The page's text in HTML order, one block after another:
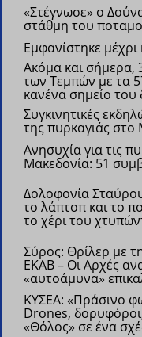
«Στέγνωσε» ο
στάθμη του
Εμφανίστηκε
Ακόμα και σήμερα,
των Τεμπών με τα
κανένα σημείο του
Συγκινητικές
της πυρκαγιάς στο
Ανησυχία για τις
Μακεδονία: 51
Δολοφονία
το λάπτοπ και το
το χέρι του
Σύρος: Θρίλερ με
ΕΚΑΒ – Οι Αρχές
«αυτοάμυνα»
ΚΥΣΕΑ: «Πράσινο
Drones,
«Θόλος» σε ένα